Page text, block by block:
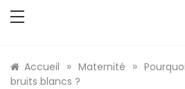
Accueil » Maternité »
bruits blancs ?